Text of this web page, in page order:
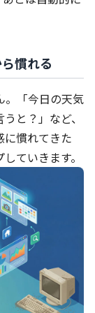
慣れる
。「今日の天気
と？」など、
に慣れてきた
ていきます。